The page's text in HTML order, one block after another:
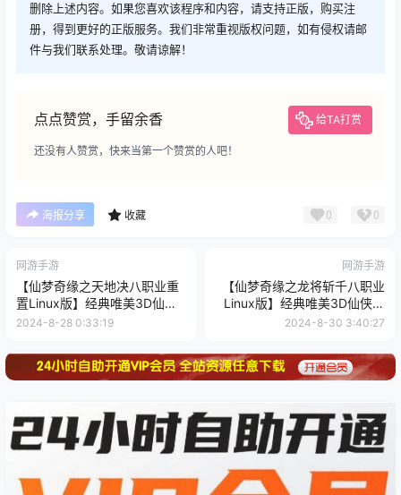
删除上述内容。如果您喜欢该程序和内容，请支持正版，购买注
册，得到更好的正版服务。我们非常重视版权问题，如有侵权请邮
件与我们联系处理。敬请谅解！
点点赞赏，手留余香 给TA打赏
还没有人赞赏，快来当第一个赞赏的人吧！
海报分享 收藏 0 0
网游手游
【仙梦奇缘之天地决八职业重
置Linux版】经典唯美3D仙侠
角色扮演类剧情闯关手游-
2024-8-28 0:33:19
网游手游
【仙梦奇缘之龙将斩千八职业
Linux版】经典唯美3D仙侠角
色扮演类剧情闯关手游-最新打
程
2024-8-30 3:40:27